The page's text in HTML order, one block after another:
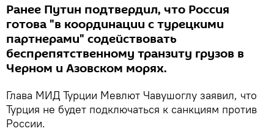
Ранее Путин подтвердил, что Россия
готова "в координации с турецкими
партнерами" содействовать
беспрепятственному транзиту грузов в
Черном и Азовском морях.
Глава МИД Турции Мевлют Чавушоглу заявил, что
Турция не будет подключаться к санкциям против
России.